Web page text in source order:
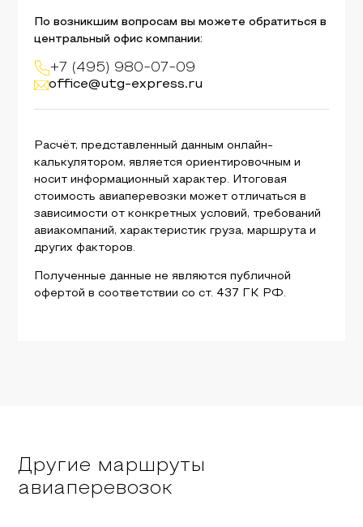
По возникшим вопросам вы можете обратиться в
центральный офис компании:
+7 (495) 980-07-09
office@utg-express.ru
Расчёт, представленный данным онлайн-
калькулятором, является ориентировочным и
носит информационный характер. Итоговая
стоимость авиаперевозки может отличаться в
зависимости от конкретных условий, требований
авиакомпаний, характеристик груза, маршрута и
других факторов.
Полученные данные не являются публичной
офертой в соответствии со ст. 437 ГК РФ.
Другие маршруты
авиаперевозок